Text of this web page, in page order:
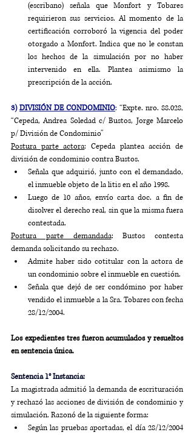
(escribano) señala que Monfort y Tobares
requirieron sus servicios. Al momento de la
certificación corroboró la vigencia del poder
otorgado a Monfort. Indica que no le constan
los hechos de la simulación por no haber
intervenido en ella. Plantea asimismo la
prescripción de la acción.
3) DIVISIÓN DE CONDOMINIO: “Expte. nro. 88.028,
“Cepeda, Andrea Soledad c/ Bustos, Jorge Marcelo
p/ División de Condominio”
Postura parte actora: Cepeda plantea acción de
división de condominio contra Bustos.
Señala que adquirió, junto con el demandado,
el inmueble objeto de la litis en el año 1998.
Luego de 10 años, envío carta doc. a fin de
disolver el derecho real, sin que la misma fuera
contestada.
Postura parte demandada: Bustos contesta
demanda solicitando su rechazo.
Admite haber sido cotitular con la actora de
un condominio sobre el inmueble en cuestión.
Señala que dejó de ser condómino por haber
vendido el inmueble a la Sra. Tobares con fecha
28/12/2004.
Los expedientes tres fueron acumulados y resueltos
en sentencia única.
Sentencia 1° Instancia:
La magistrada admitió la demanda de escrituración
y rechazó las acciones de división de condominio y
simulación. Razonó de la siguiente forma:
Según las pruebas aportadas, el día 28/12/2004